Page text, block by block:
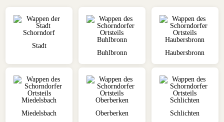
Stadt
Buhlbronn
Haubersbronn
Miedelsbach Oberberken Schlichten